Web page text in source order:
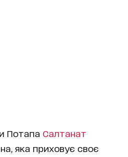
Потапа Салтанат
яка приховує своє